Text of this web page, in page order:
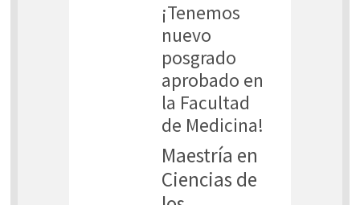
¡Tenemos
nuevo
posgrado
aprobado en
la Facultad
de Medicina!
Maestría en
Ciencias de